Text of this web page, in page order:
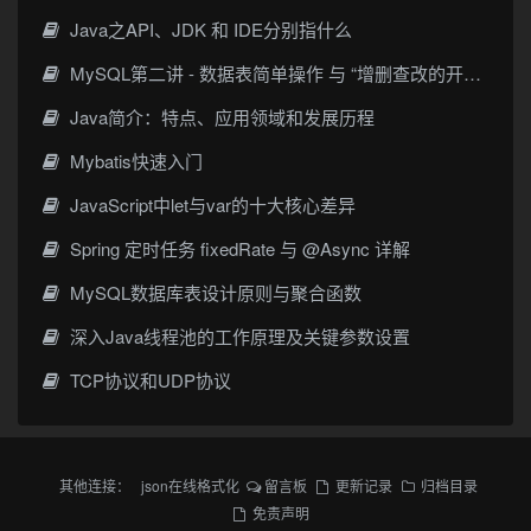
Java之API、JDK 和 IDE分别指什么
MySQL第二讲 - 数据表简单操作 与 “增删查改的开头部分- 增”- 细节狂魔
Java简介：特点、应用领域和发展历程
Mybatis快速入门
JavaScript中let与var的十大核心差异
Spring 定时任务 fixedRate 与 @Async 详解
MySQL数据库表设计原则与聚合函数
深入Java线程池的工作原理及关键参数设置
TCP协议和UDP协议
其他连接： json在线格式化 留言板 更新记录
归档目录
免责声明